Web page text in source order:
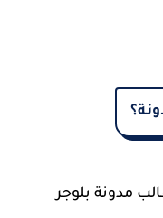
مدونة بلوجر